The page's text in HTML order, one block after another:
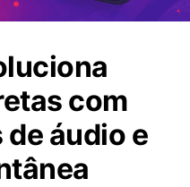
com
áudio e